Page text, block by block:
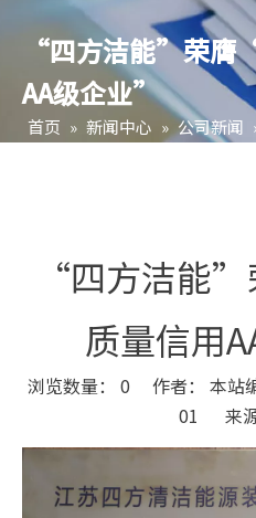
“四方洁能”荣膺
AA级企业”
首页 » 新闻中心 » 公司新闻
“四方洁能
质量信用
浏览数量： 0 作者： 本站
01 来源